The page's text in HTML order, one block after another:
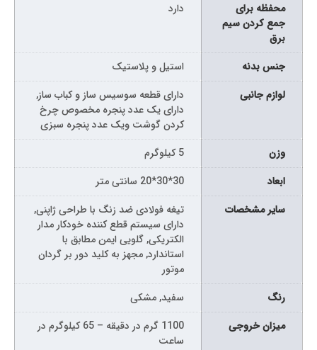
محفظه برای
جمع كردن سیم
برق
دارد
جنس بدنه
استیل و پلاستیک
لوازم جانبی
دارای قطعه سوسیس ساز و کباب ساز,
دارای یک عدد پنجره مخصوص چرخ
کردن گوشت ویک عدد پنجره سبزی
وزن
5 کیلوگرم
ابعاد
30*30*20 سانتی متر
سایر مشخصات
تیغه فولادی ضد زنگ با طراحی ژاپنی,
دارای سیستم قطع کننده خودکار مدار
الکتریکی, گلویی ایمن مطابق با
استاندارد, مجهز به کلید دور بر گردان
موتور
رنگ
سفید, مشکی
میزان خروجی
1100 گرم در دقیقه – 65 کیلوگرم در
ساعت